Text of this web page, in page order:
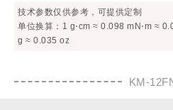
技术参数仅供参考，可提供定制
单位换算：1 g⋅cm ≈ 0.098 mN⋅m ≈
g ≈ 0.035 oz
KM-